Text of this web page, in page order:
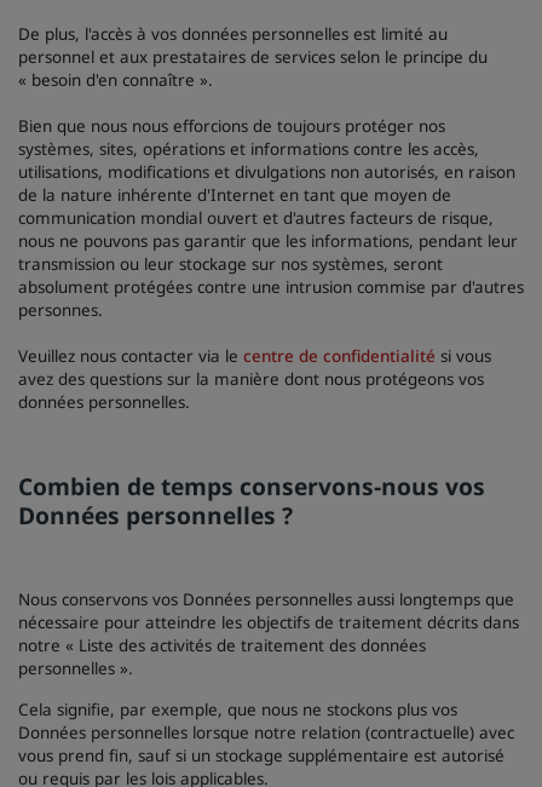
De plus, l'accès à vos données personnelles est limité au
personnel et aux prestataires de services selon le principe du
« besoin d'en connaître ».
Bien que nous nous efforcions de toujours protéger nos
systèmes, sites, opérations et informations contre les accès,
utilisations, modifications et divulgations non autorisés, en raison
de la nature inhérente d'Internet en tant que moyen de
communication mondial ouvert et d'autres facteurs de risque,
nous ne pouvons pas garantir que les informations, pendant leur
transmission ou leur stockage sur nos systèmes, seront
absolument protégées contre une intrusion commise par d'autres
personnes.
Veuillez nous contacter via le centre de confidentialité si vous
avez des questions sur la manière dont nous protégeons vos
données personnelles.
Combien de temps conservons-nous vos
Données personnelles ?
Nous conservons vos Données personnelles aussi longtemps que
nécessaire pour atteindre les objectifs de traitement décrits dans
notre « Liste des activités de traitement des données
personnelles ».
Cela signifie, par exemple, que nous ne stockons plus vos
Données personnelles lorsque notre relation (contractuelle) avec
vous prend fin, sauf si un stockage supplémentaire est autorisé
ou requis par les lois applicables.